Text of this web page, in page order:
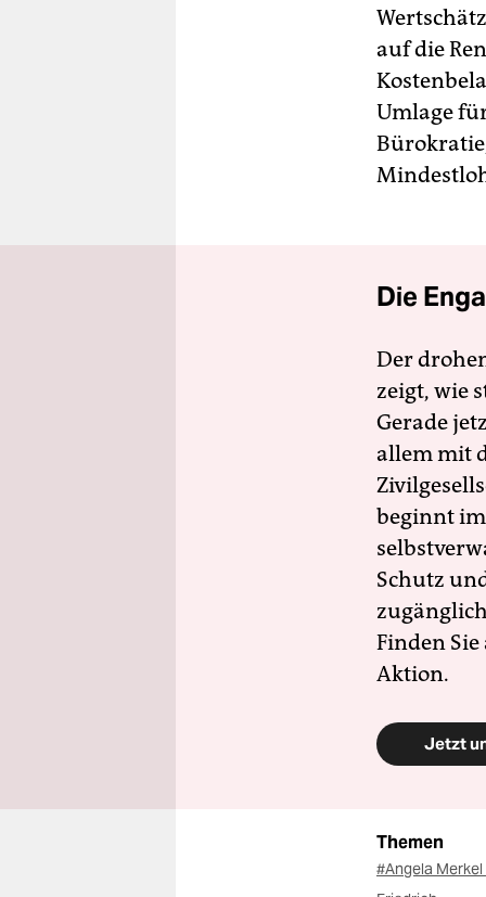
auf die
Umlage
Die
Der
zeigt, wie
Gerade
allem mit
beginnt
Schutz
Finden
Aktion.
Jetzt
Themen
#Angela Merkel